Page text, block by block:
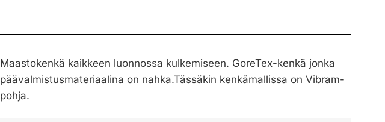
Maastokenkä kaikkeen luonnossa kulkemiseen. GoreTex-kenkä jonka
päävalmistusmateriaalina on nahka.Tässäkin kenkämallissa on Vibram-
pohja.